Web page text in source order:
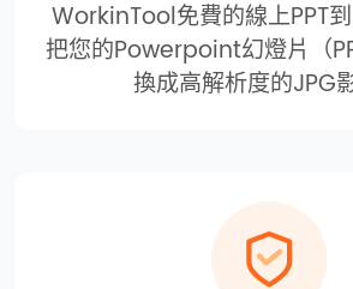
WorkinTool免費的線上PPT
把您的Powerpoint幻燈片（
換成高解析度的JPG